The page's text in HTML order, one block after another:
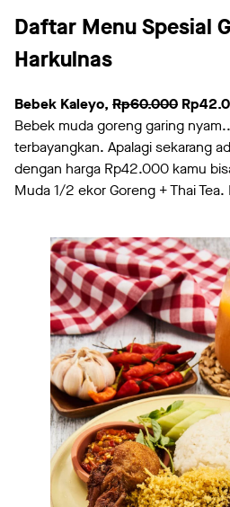
Daftar Menu Spesial
Harkulnas
Bebek Kaleyo, Rp60.000
Bebek muda goreng garing
terbayangkan. Apalagi sekarang
dengan harga Rp42.000 kamu
Muda 1/2 ekor Goreng + Thai